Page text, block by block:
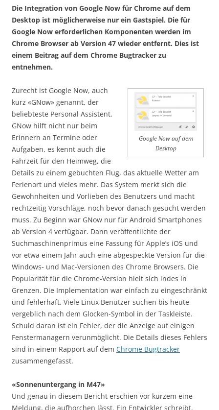
Die Integration von Google Now für Chrome auf dem
Desktop ist möglicherweise nur ein Gastspiel. Die für
Google Now erforderlichen Komponenten werden im
Chrome Browser ab Version 47 wieder entfernt. Dies ist
einem Beitrag auf dem Chrome Bugtracker zu
entnehmen.
Google Now auf dem
Desktop
Zurecht ist Google Now, auch
kurz «GNow» genannt, der
beliebteste Personal Assistent.
GNow hilft nicht nur beim
Erinnern an Termine oder
Aufgaben, es kennt auch die
Fahrzeit für den Heimweg, die
Details zu einem gebuchten Flug, das aktuelle Wetter am
Ferienort und vieles mehr. Das System merkt sich die
Gewohnheiten und Vorlieben des Benutzers und macht
rechtzeitig Vorschläge, noch bevor danach gesucht werden
muss. Zu Beginn war GNow nur für Android Smartphones
ab Version 4 verfügbar. Dann veröffentlichte der
Suchmaschinenprimus eine Fassung für Apple’s iOS und
vor etwa einem Jahr auch eine abgespeckte Version für die
Windows- und Mac-Versionen des Chrome Browsers. Die
Popularität für die Chrome-Version hielt sich indes in
Grenzen. Die Implementation war einfach zu eingeschränkt
und fehlerhaft. Viele Linux Benutzer suchen bis heute
vergeblich nach dem Glocken-Symbol in der Taskleiste.
Schuld daran ist ein Fehler, der die Anzeige auf einigen
Fenstermanagern verunmöglicht. Die Details dieses Fehlers
sind in einem Rapport auf dem Chrome Bugtracker
zusammengefasst.
«Sonnenuntergang in M47»
Und genau in diesem Bericht erschien vor kurzem eine
Meldung, die aufhorchen lässt. Ein Entwickler schreibt,